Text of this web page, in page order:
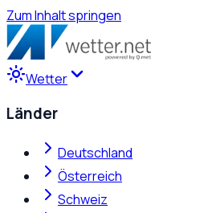
Zum Inhalt springen
Wetter
Länder
Deutschland
Österreich
Schweiz